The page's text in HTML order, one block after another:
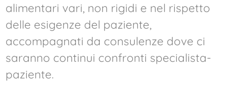
alimentari vari, non rigidi e nel rispetto
delle esigenze del paziente,
accompagnati da consulenze dove ci
saranno continui confronti specialista-
paziente.